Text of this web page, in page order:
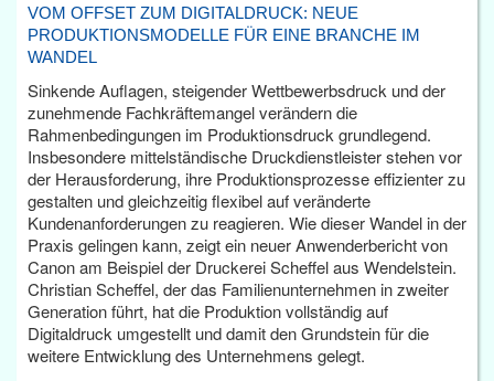
VOM OFFSET ZUM DIGITALDRUCK: NEUE
PRODUKTIONSMODELLE FÜR EINE BRANCHE IM
WANDEL
Sinkende Auflagen, steigender Wettbewerbsdruck und der
zunehmende Fachkräftemangel verändern die
Rahmenbedingungen im Produktionsdruck grundlegend.
Insbesondere mittelständische Druckdienstleister stehen vor
der Herausforderung, ihre Produktionsprozesse effizienter zu
gestalten und gleichzeitig flexibel auf veränderte
Kundenanforderungen zu reagieren. Wie dieser Wandel in der
Praxis gelingen kann, zeigt ein neuer Anwenderbericht von
Canon am Beispiel der Druckerei Scheffel aus Wendelstein.
Christian Scheffel, der das Familienunternehmen in zweiter
Generation führt, hat die Produktion vollständig auf
Digitaldruck umgestellt und damit den Grundstein für die
weitere Entwicklung des Unternehmens gelegt.